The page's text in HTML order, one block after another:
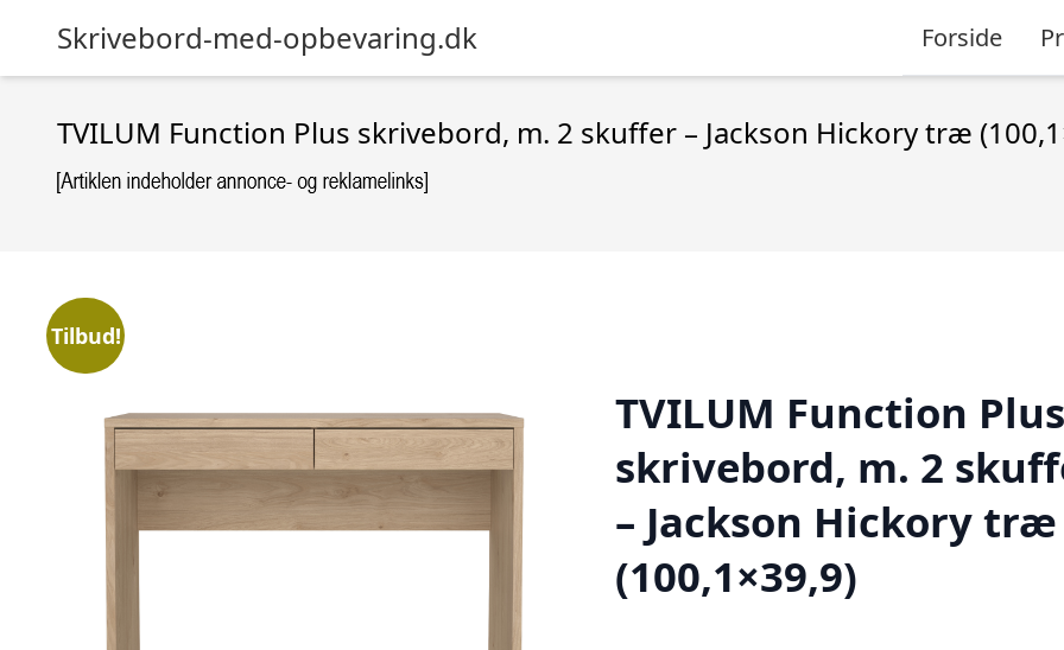
Skrivebord-med-opbevaring.dk Forside
TVILUM Function Plus skrivebord, m. 2 skuffer – Jackson Hickory træ
Tilbud!
TVILUM Function Plus
skrivebord, m. 2
– Jackson Hickory træ
(100,1×39,9)